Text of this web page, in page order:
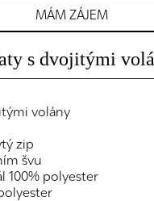
MÁM ZÁJEM
s dvojitými
volány
zip
švu
100% polyester